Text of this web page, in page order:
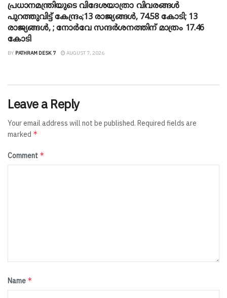
പ്രധാനമന്ത്രിയുടെ വിദേശയാത്രാ വിവരങ്ങൾ
പുറത്തുവിട്ട് കേന്ദ്രം;13 രാജ്യങ്ങൾ, 74.58 കോടി; 13
രാജ്യങ്ങൾ, ; നോർവേ സന്ദർശനത്തിന് മാത്രം 17.46
കോടി
BY PATHRAM DESK 7 AUGUST 7, 2026
Leave a Reply
Your email address will not be published. Required fields are
marked *
Comment *
Name *